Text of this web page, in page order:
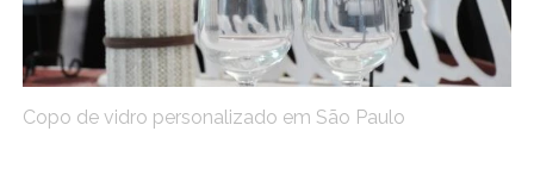
Copo de vidro personalizado em São Paulo